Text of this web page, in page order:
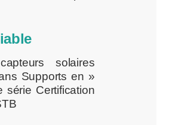
solaires
Supports en »
série Certification